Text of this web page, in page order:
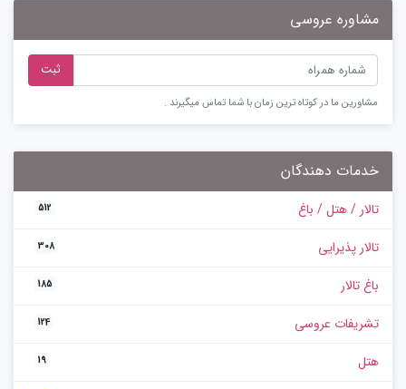
مشاوره عروسی
ثبت
مشاورین ما در کوتاه ترین زمان با شما تماس میگیرند .
خدمات دهندگان
تالار / هتل / باغ 512
تالار پذیرایی 308
باغ تالار 185
تشریفات عروسی 124
هتل 19